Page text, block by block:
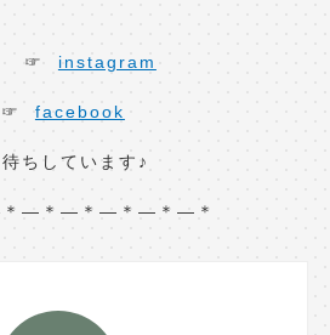
‼︎ ☞ instagram
☞ facebook
ちしています♪
—＊—＊—＊—＊—＊